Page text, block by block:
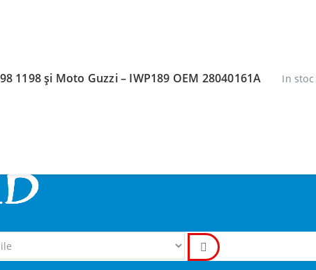
1198 și Moto Guzzi – IWP189 OEM 28040161A In stoc